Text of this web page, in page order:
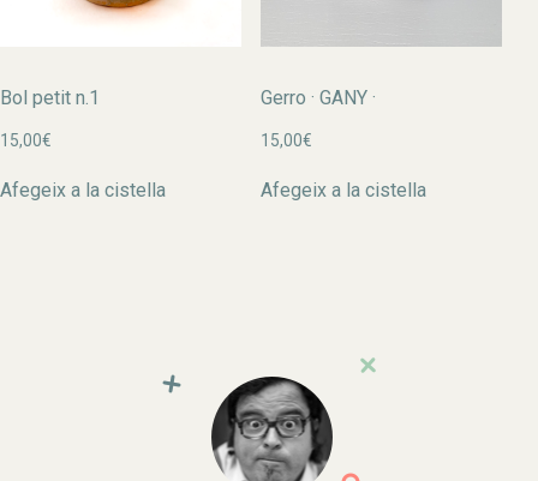
Bol petit n.1
15,00€
Afegeix a la cistella
Gerro · GANY ·
15,00€
Afegeix a la cistella